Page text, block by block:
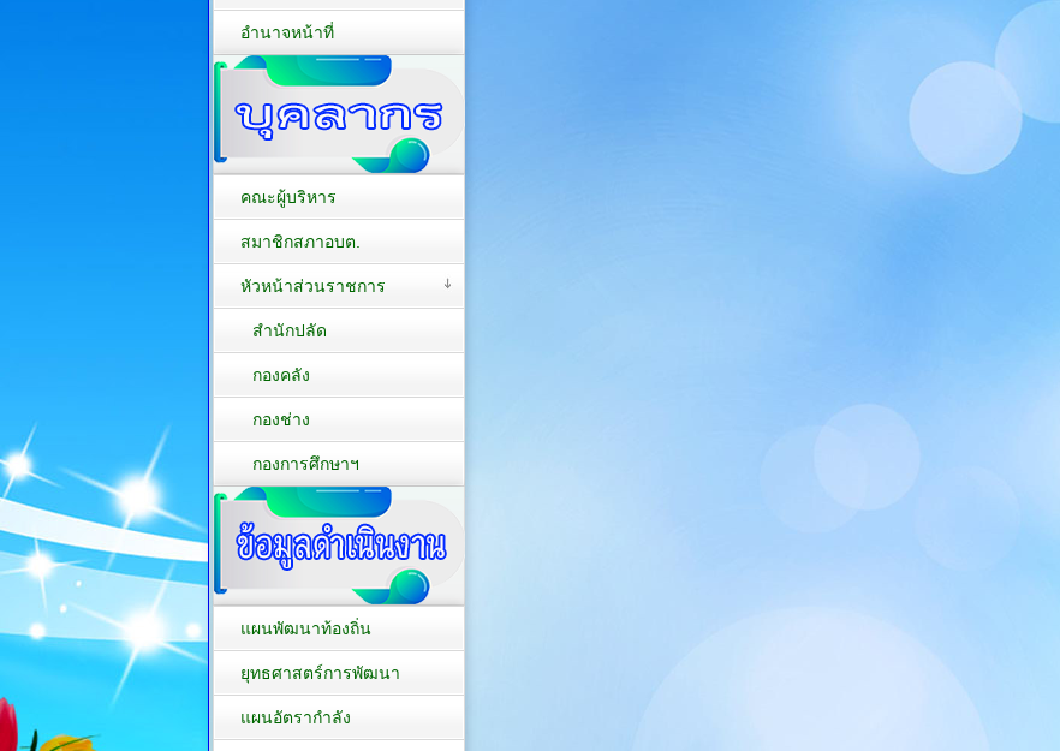
อำนาจหน้าที่
คณะผู้บริหาร
สมาชิกสภาอบต.
หัวหน้าส่วนราชการ
สำนักปลัด
กองคลัง
กองช่าง
กองการศึกษาฯ
แผนพัฒนาท้องถิ่น
ยุทธศาสตร์การพัฒนา
แผนอัตรากำลัง